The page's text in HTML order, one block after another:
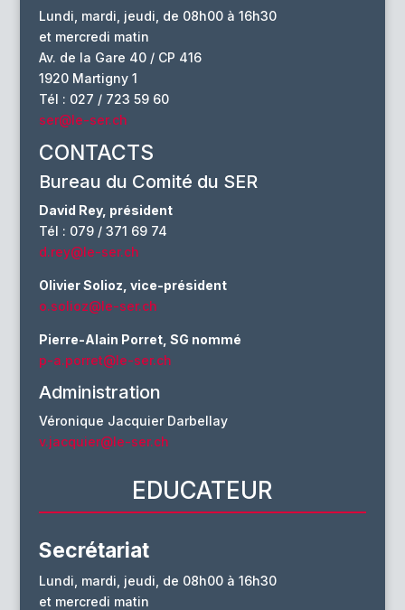
Lundi, mardi, jeudi, de 08h00 à 16h30
et mercredi matin
Av. de la Gare 40 / CP 416
1920 Martigny 1
Tél : 027 / 723 59 60
ser@le-ser.ch
CONTACTS
Bureau du Comité du SER
David Rey, président
Tél : 079 / 371 69 74
d.rey@le-ser.ch
Olivier Solioz, vice-président
o.solioz@le-ser.ch
Pierre-Alain Porret, SG nommé
p-a.porret@le-ser.ch
Administration
Véronique Jacquier Darbellay
v.jacquier@le-ser.ch
EDUCATEUR
Secrétariat
Lundi, mardi, jeudi, de 08h00 à 16h30
et mercredi matin